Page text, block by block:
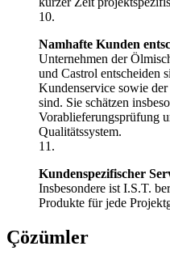
Namhafte Kunden
Unternehmen der
und Castrol entscheiden
Kundenservice sowie
sind. Sie schätzen
Vorablieferungsprüfung
Qualitätssystem.
Kundenspezifischer
Insbesondere ist I.S.T.
Produkte für jede
Çözümler